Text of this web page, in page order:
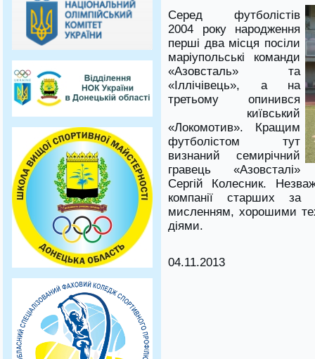
Серед футболістів
2004 року народження
перші два місця посіли
маріупольські команди
«Азовсталь» та
«Іллічівець», а на
третьому опинився
київський
«Локомотив». Кращим
футболістом тут
визнаний семирічний
гравець «Азовсталі»
Сергій Колесник.
компанії старших за
мисленням, хорошими
діями.
04.11.2013